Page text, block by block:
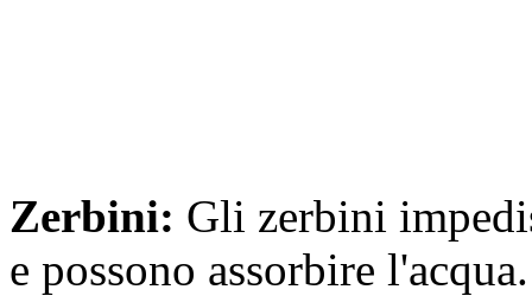
Zerbini: Gli zerbini
e possono assorbire